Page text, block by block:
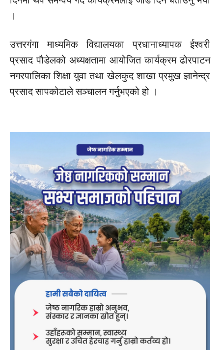
।
उत्तरगंगा माध्यमिक विद्यालयका प्रधानाध्यापक ईश्वरी
प्रसाद पौडेलको अध्यक्षतामा आयोजित कार्यक्रम ढोरपाटन
नगरपालिका शिक्षा युवा तथा खेलकुद शाखा प्रमुख ज्ञानेन्द्र
प्रसाद सापकोटाले सञ्चालन गर्नुभएको हो ।